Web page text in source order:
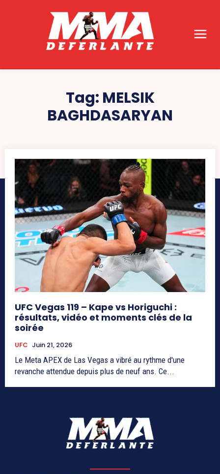
Tag: MELSIK
BAGHDASARYAN
UFC Vegas 119 – Kape vs Horiguchi :
résultats, vidéo et moments clés de la
soirée
UFC Juin 21, 2026
Le Meta APEX de Las Vegas a vibré au rythme d'une
revanche attendue depuis plus de neuf ans. Ce...